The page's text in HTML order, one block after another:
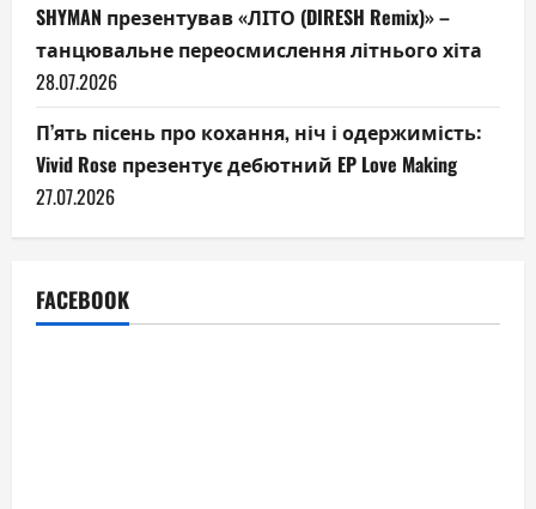
SHYMAN презентував «ЛІТО (DIRESH Remix)» –
танцювальне переосмислення літнього хіта
28.07.2026
П’ять пісень про кохання, ніч і одержимість:
Vivid Rose презентує дебютний EP Love Making
27.07.2026
FACEBOOK